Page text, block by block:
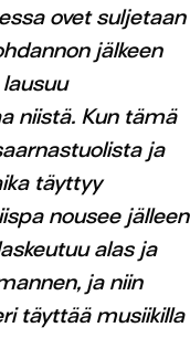
ovet suljetaan
jälkeen
niistä. Kun tämä
ja
täyttyy
nousee jälleen
alas ja
ja niin
täyttää musiikilla